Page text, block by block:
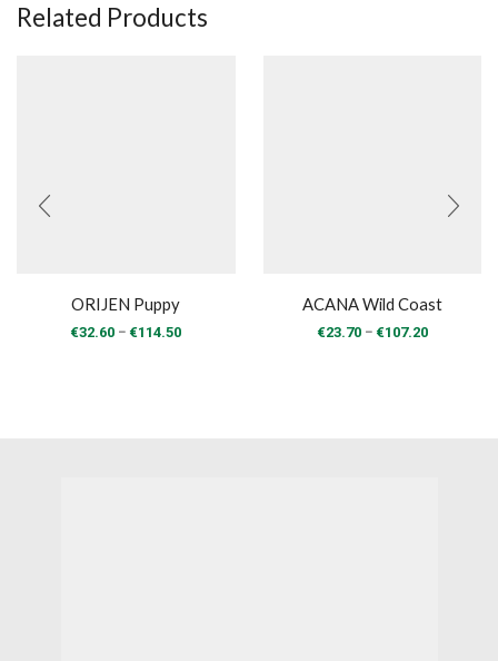
Related Products
ORIJEN Puppy
€32.60 – €114.50Price
ACANA Wild Coast
€23.70 – €107.20Price